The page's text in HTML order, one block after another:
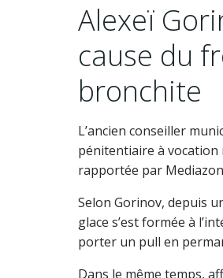
Alexeï
cause du
bronchite
L’ancien conseiller
pénitentiaire à vocation
rapportée par
Selon Gorinov, depuis
glace s’est formée à
porter un pull en
Dans le même temps,